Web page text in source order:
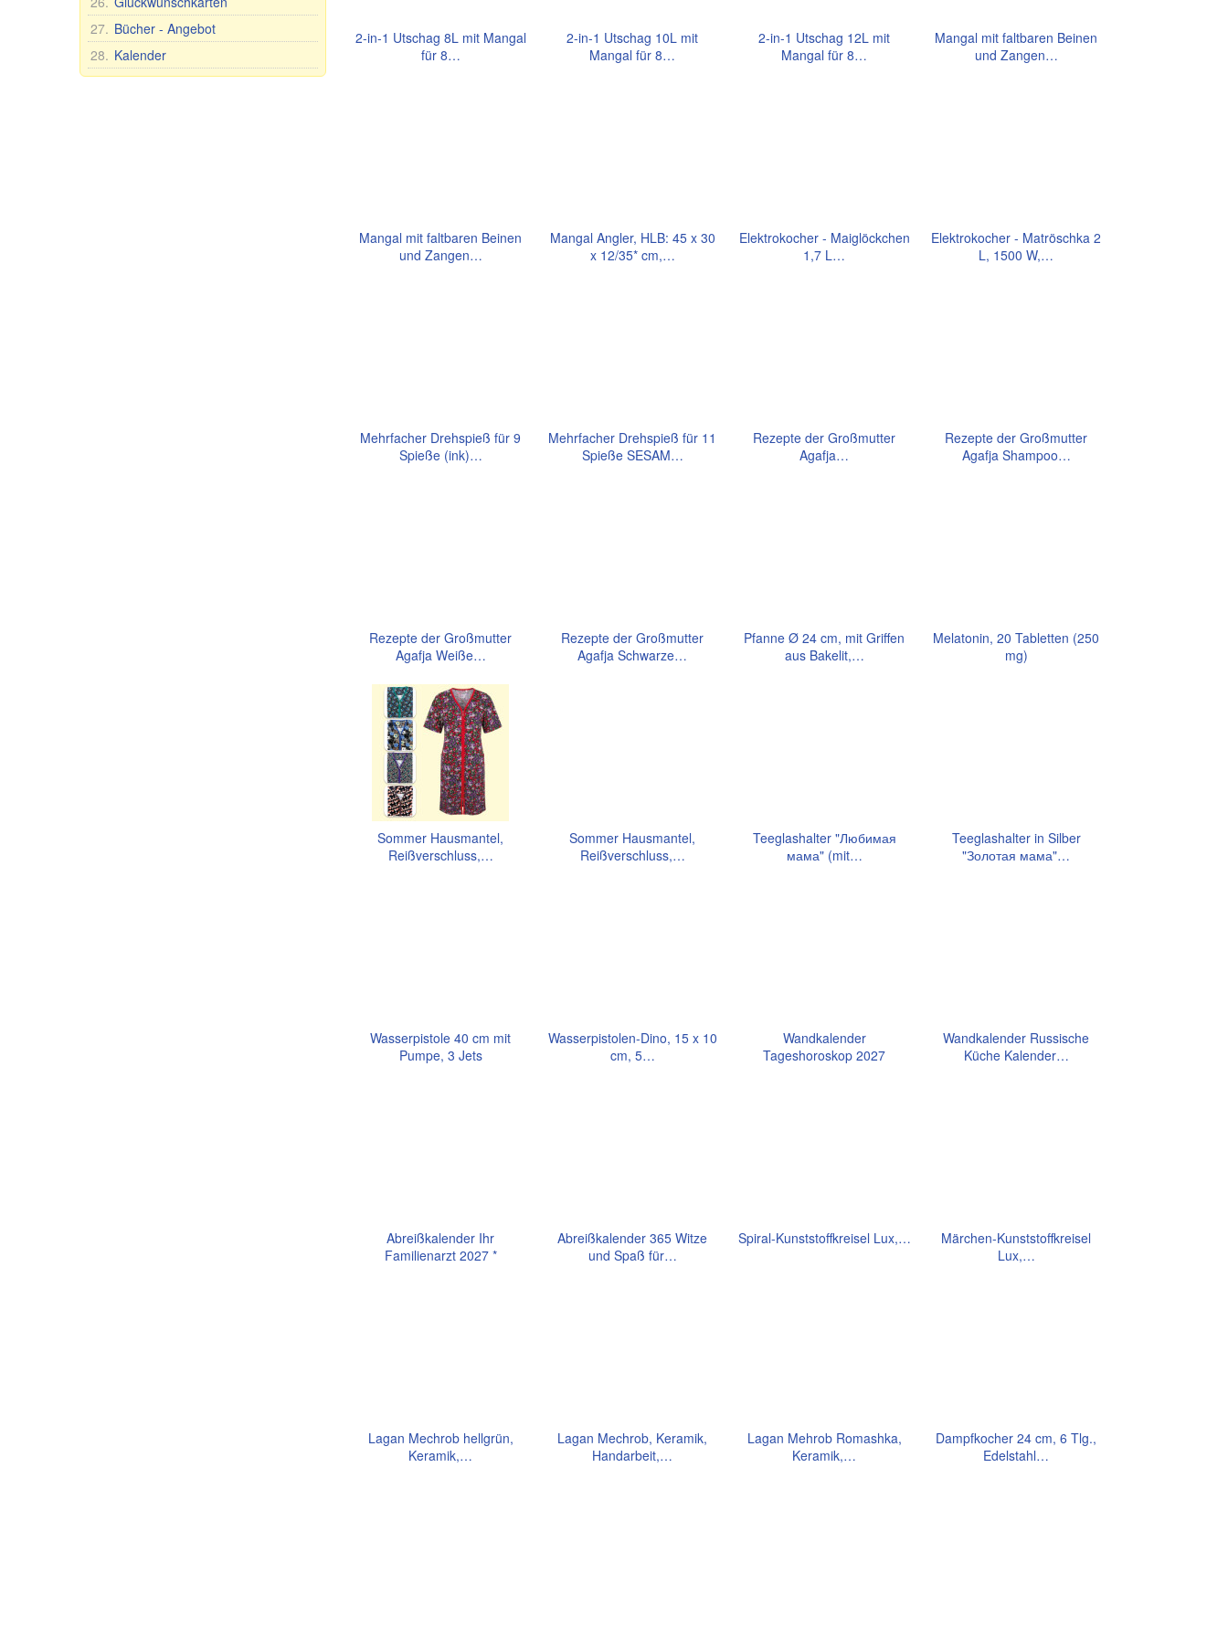
Nahrungsergänzungsmittel
Sonstiges
Mundhygiene
27. Bücher - Angebot
28. Kalender
2-in-1 Utschag 8L mit Mangal
für 8…
2-in-1 Utschag 10L mit
Mangal für 8…
2-in-1 Utschag 12L mit
Mangal für 8…
Mangal mit faltbaren Beinen
und Zangen…
Mangal mit faltbaren Beinen
und Zangen…
Mangal Angler, HLB: 45 x 30
x 12/35* cm,…
Elektrokocher - Maiglöckchen
1,7 L…
Elektrokocher - Matröschka 2
L, 1500 W,…
Mehrfacher Drehspieß für 9
Spieße (ink)…
Mehrfacher Drehspieß für 11
Spieße SESAM…
Rezepte der Großmutter
Agafja…
Rezepte der Großmutter
Agafja Shampoo…
Rezepte der Großmutter
Agafja Weiße…
Rezepte der Großmutter
Agafja Schwarze…
Pfanne Ø 24 cm, mit Griffen
aus Bakelit,…
Melatonin, 20 Tabletten (250
mg)
Sommer Hausmantel,
Reißverschluss,…
Sommer Hausmantel,
Reißverschluss,…
Teeglashalter "Любимая
мама" (mit…
Teeglashalter in Silber
"Золотая мама"…
Wasserpistole 40 cm mit
Pumpe, 3 Jets
Wasserpistolen-Dino, 15 x 10
cm, 5…
Wandkalender
Tageshoroskop 2027
Wandkalender Russische
Küche Kalender…
Abreißkalender Ihr
Familienarzt 2027 *
Abreißkalender 365 Witze
und Spaß für…
Spiral-Kunststoffkreisel Lux,…
Märchen-Kunststoffkreisel
Lux,…
Lagan Mechrob hellgrün,
Keramik,…
Lagan Mechrob, Keramik,
Handarbeit,…
Lagan Mehrob Romashka,
Keramik,…
Dampfkocher 24 cm, 6 Tlg.,
Edelstahl…